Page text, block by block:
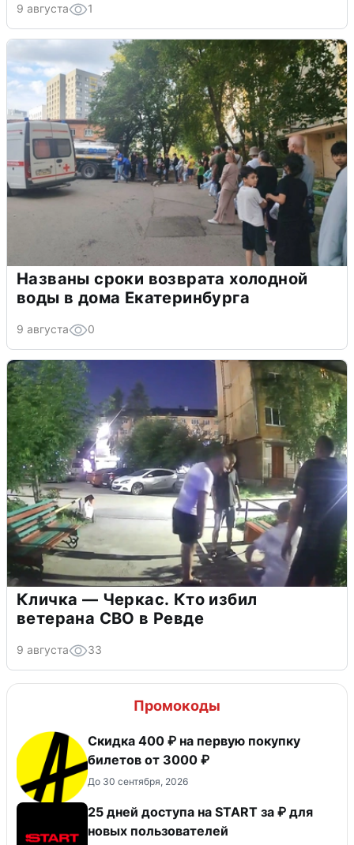
9 августа 1
Названы сроки возврата холодной
воды в дома Екатеринбурга
9 августа 0
Кличка — Черкас. Кто избил
ветерана СВО в Ревде
9 августа 33
Промокоды
Скидка 400 ₽ на первую покупку
билетов от 3000 ₽
До 30 сентября, 2026
25 дней доступа на START за ₽ для
новых пользователей